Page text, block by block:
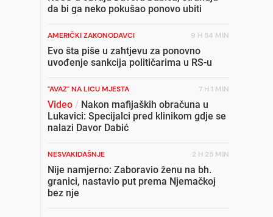
da bi ga neko pokušao ponovo ubiti
AMERIČKI ZAKONODAVCI 9 H 54 MIN
Evo šta piše u zahtjevu za ponovno
uvođenje sankcija političarima u RS-u
"AVAZ" NA LICU MJESTA 7 H 1 MIN
Video / Nakon mafijaških obračuna u
Lukavici: Specijalci pred klinikom gdje se
nalazi Davor Dabić
NESVAKIDAŠNJE 2 H 25 MIN
Nije namjerno: Zaboravio ženu na bh.
granici, nastavio put prema Njemačkoj
bez nje